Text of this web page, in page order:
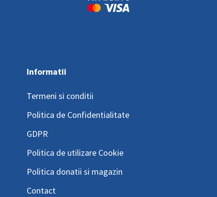
Informatii
Termeni si conditii
Politica de Confidentialitate
GDPR
Politica de utilizare Cookie
Politica donatii si magazin
Contact